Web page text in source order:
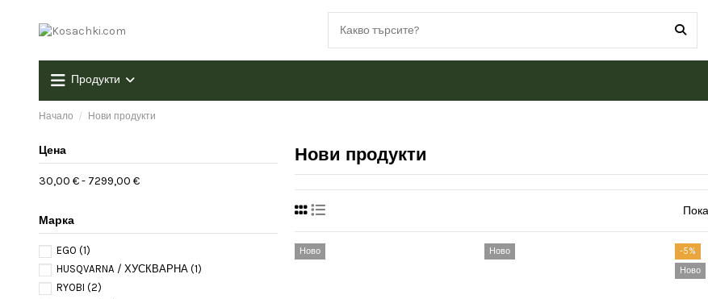
Продукти
Начало Нови продукти
Нови продукти
Ново Ново
-5%
Ново
Цена
30,00 € - 7299,00 €
Марка
EGO (1)
HUSQVARNA / ХУСКВАРНА (1)
RYOBI (2)